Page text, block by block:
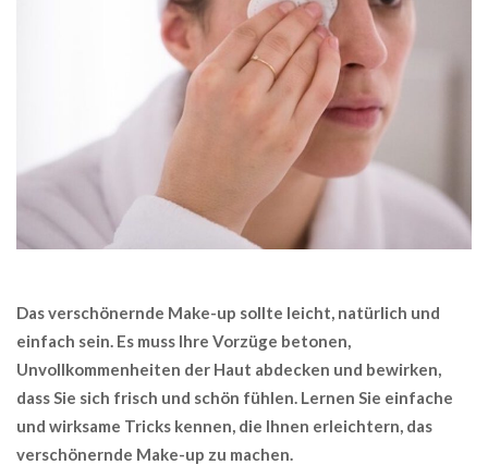
Das verschönernde Make-up sollte leicht, natürlich und
einfach sein. Es muss Ihre Vorzüge betonen,
Unvollkommenheiten der Haut abdecken und bewirken,
dass Sie sich frisch und schön fühlen. Lernen Sie einfache
und wirksame Tricks kennen, die Ihnen erleichtern, das
verschönernde Make-up zu machen.